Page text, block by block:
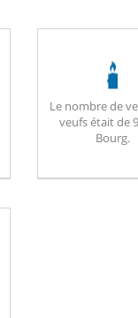
Le nombre de
veufs était de
Bourg.